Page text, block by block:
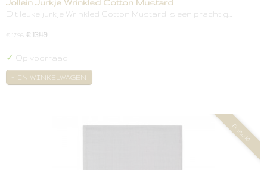
Jollein Jurkje Wrinkled Cotton Mustard
Dit leuke jurkje Wrinkled Cotton Mustard is een prachtig…
€ 17,95 € 13,49
✓ Op voorraad
IN WINKELWAGEN
P. stuk!